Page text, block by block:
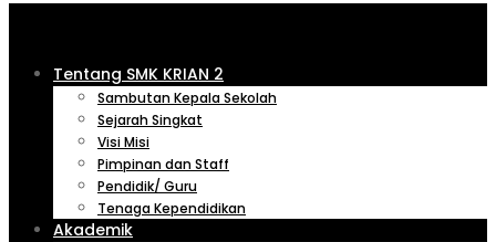
Tentang SMK KRIAN 2
Sambutan Kepala Sekolah
Sejarah Singkat
Visi Misi
Pimpinan dan Staff
Pendidik/ Guru
Tenaga Kependidikan
Akademik